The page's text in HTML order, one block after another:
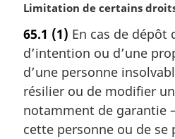
N
t
e
m
a
g
i
Limitation de certains
65.1 (1) En cas de dépôt
d’intention ou d’une
d’une personne
résilier ou de modifier
notamment de garantie
cette personne ou de se